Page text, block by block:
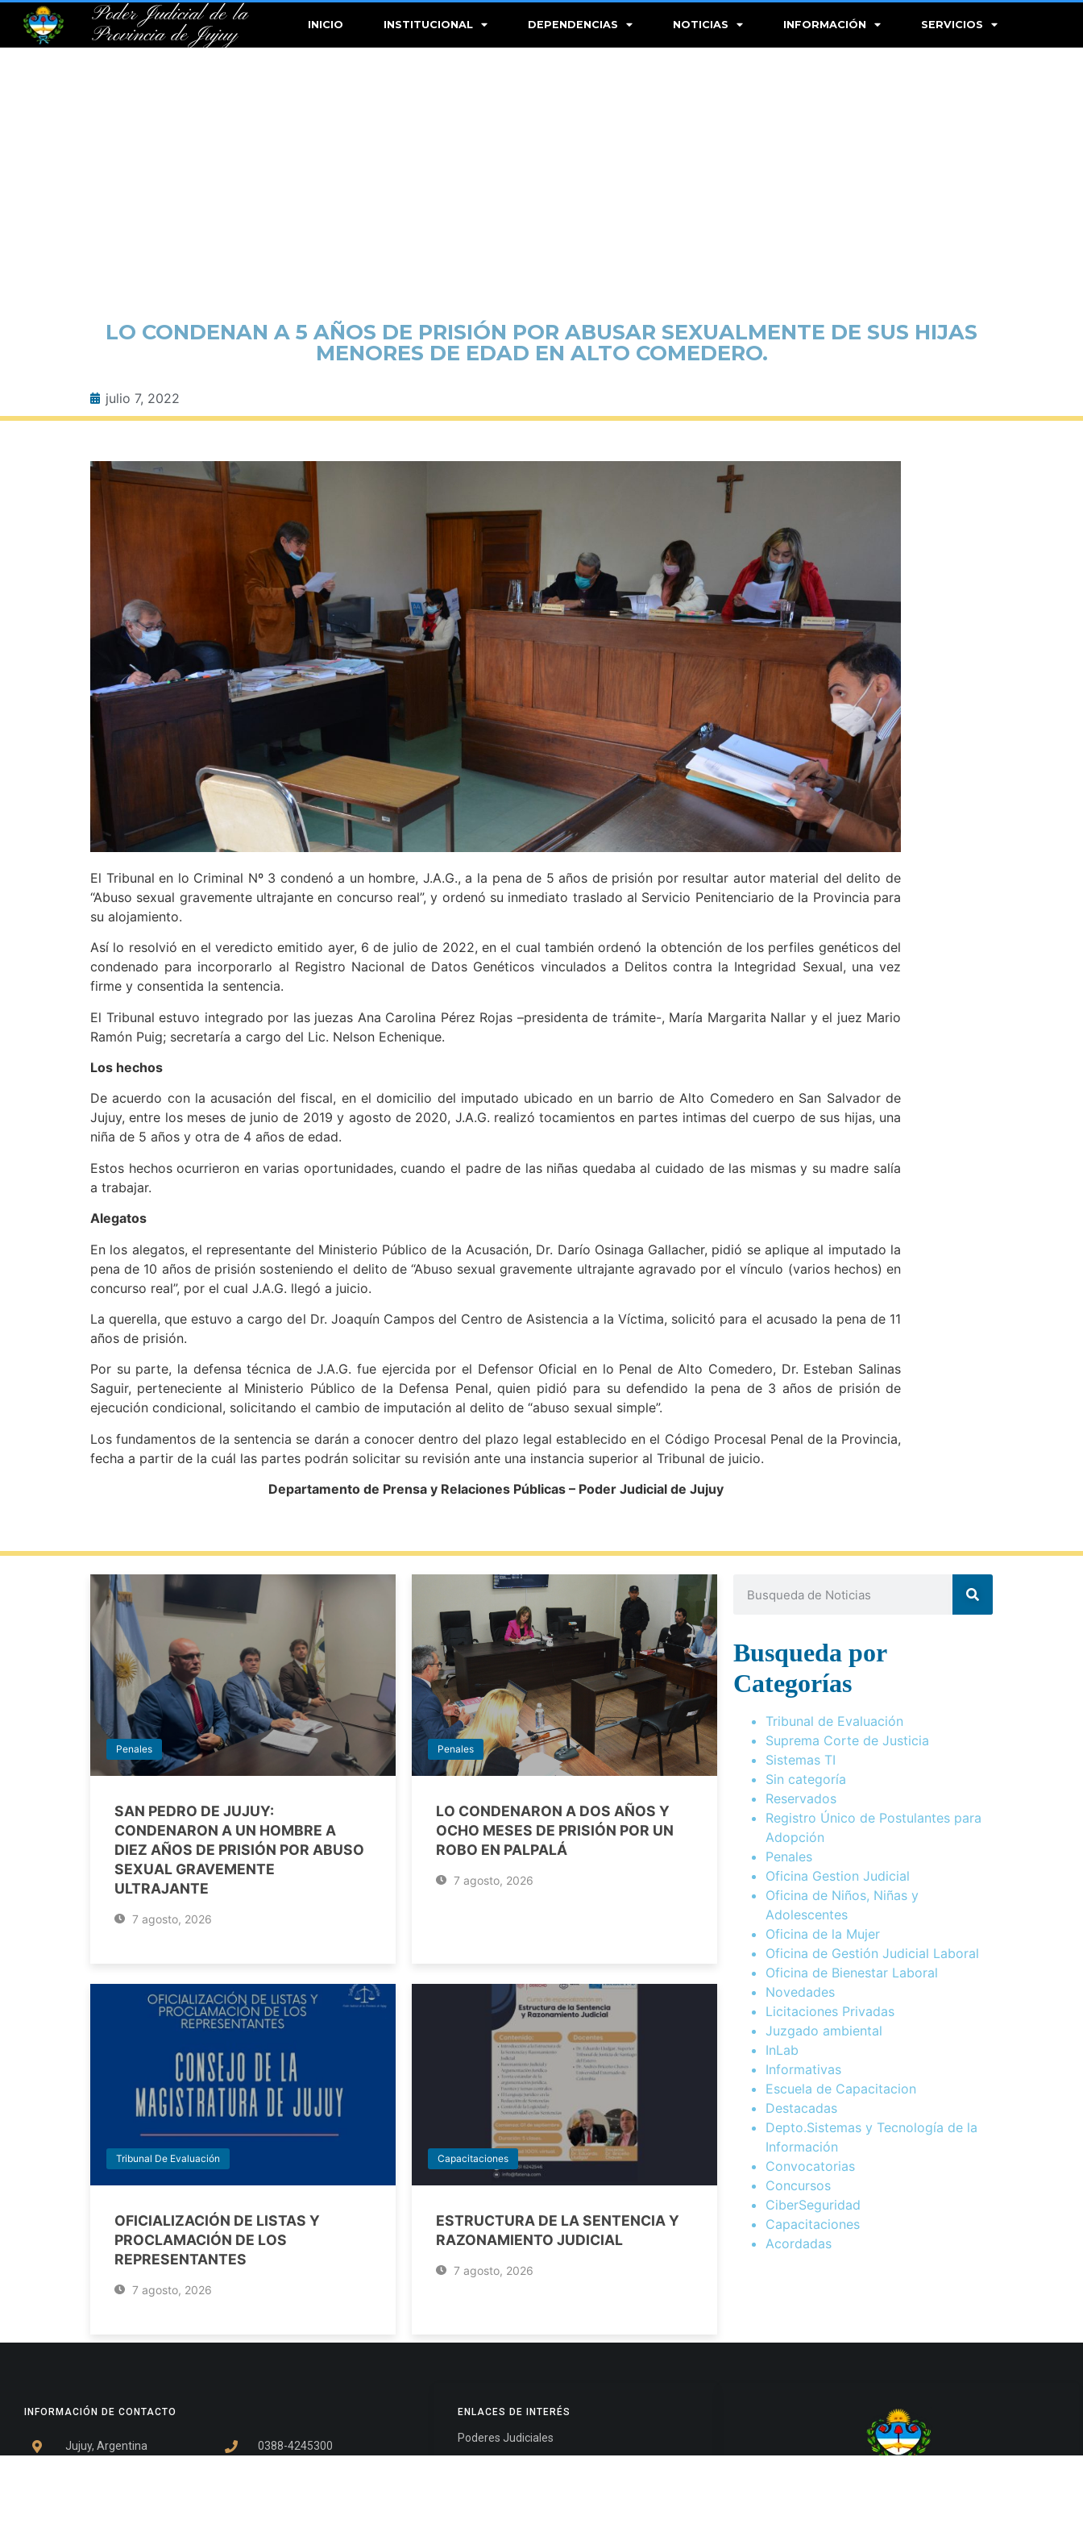
Poder Judicial de la
Provincia de Jujuy
INICIO INSTITUCIONAL DEPENDENCIAS NOTICIAS INFORMACIÓN SERVICIOS
LO CONDENAN A 5 AÑOS DE PRISIÓN POR ABUSAR SEXUALMENTE DE SUS HIJAS
MENORES DE EDAD EN ALTO COMEDERO.
julio 7, 2022
El Tribunal en lo Criminal Nº 3 condenó a un hombre, J.A.G., a la pena de 5 años de prisión por resultar autor material del delito de
“Abuso sexual gravemente ultrajante en concurso real”, y ordenó su inmediato traslado al Servicio Penitenciario de la Provincia para
su alojamiento.
Así lo resolvió en el veredicto emitido ayer, 6 de julio de 2022, en el cual también ordenó la obtención de los perfiles genéticos del
condenado para incorporarlo al Registro Nacional de Datos Genéticos vinculados a Delitos contra la Integridad Sexual, una vez
firme y consentida la sentencia.
El Tribunal estuvo integrado por las juezas Ana Carolina Pérez Rojas –presidenta de trámite-, María Margarita Nallar y el juez Mario
Ramón Puig; secretaría a cargo del Lic. Nelson Echenique.
Los hechos
De acuerdo con la acusación del fiscal, en el domicilio del imputado ubicado en un barrio de Alto Comedero en San Salvador de
Jujuy, entre los meses de junio de 2019 y agosto de 2020, J.A.G. realizó tocamientos en partes intimas del cuerpo de sus hijas, una
niña de 5 años y otra de 4 años de edad.
Estos hechos ocurrieron en varias oportunidades, cuando el padre de las niñas quedaba al cuidado de las mismas y su madre salía
a trabajar.
Alegatos
En los alegatos, el representante del Ministerio Público de la Acusación, Dr. Darío Osinaga Gallacher, pidió se aplique al imputado la
pena de 10 años de prisión sosteniendo el delito de “Abuso sexual gravemente ultrajante agravado por el vínculo (varios hechos) en
concurso real”, por el cual J.A.G. llegó a juicio.
La querella, que estuvo a cargo del Dr. Joaquín Campos del Centro de Asistencia a la Víctima, solicitó para el acusado la pena de 11
años de prisión.
Por su parte, la defensa técnica de J.A.G. fue ejercida por el Defensor Oficial en lo Penal de Alto Comedero, Dr. Esteban Salinas
Saguir, perteneciente al Ministerio Público de la Defensa Penal, quien pidió para su defendido la pena de 3 años de prisión de
ejecución condicional, solicitando el cambio de imputación al delito de “abuso sexual simple”.
Los fundamentos de la sentencia se darán a conocer dentro del plazo legal establecido en el Código Procesal Penal de la Provincia,
fecha a partir de la cuál las partes podrán solicitar su revisión ante una instancia superior al Tribunal de juicio.
Departamento de Prensa y Relaciones Públicas – Poder Judicial de Jujuy
Penales
SAN PEDRO DE JUJUY:
CONDENARON A UN HOMBRE A
DIEZ AÑOS DE PRISIÓN POR ABUSO
SEXUAL GRAVEMENTE
ULTRAJANTE
7 agosto, 2026
Penales
LO CONDENARON A DOS AÑOS Y
OCHO MESES DE PRISIÓN POR UN
ROBO EN PALPALÁ
7 agosto, 2026
Tribunal De Evaluación
OFICIALIZACIÓN DE LISTAS Y
PROCLAMACIÓN DE LOS
REPRESENTANTES
7 agosto, 2026
Capacitaciones
ESTRUCTURA DE LA SENTENCIA Y
RAZONAMIENTO JUDICIAL
7 agosto, 2026
Busqueda por
Categorías
Tribunal de Evaluación
Suprema Corte de Justicia
Sistemas TI
Sin categoría
Reservados
Registro Único de Postulantes para
Adopción
Penales
Oficina Gestion Judicial
Oficina de Niños, Niñas y
Adolescentes
Oficina de la Mujer
Oficina de Gestión Judicial Laboral
Oficina de Bienestar Laboral
Novedades
Licitaciones Privadas
Juzgado ambiental
InLab
Informativas
Escuela de Capacitacion
Destacadas
Depto.Sistemas y Tecnología de la
Información
Convocatorias
Concursos
CiberSeguridad
Capacitaciones
Acordadas
INFORMACIÓN DE CONTACTO
Jujuy, Argentina
0388-4245300
ENLACES DE INTERÉS
Poderes Judiciales